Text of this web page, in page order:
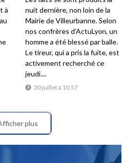
à
30 juillet à 10:57
nuit dernière, non loin de la
Mairie de Villeurbanne. Selon
nos confrères d'ActuLyon, un
homme a été blessé par balle.
Le tireur, qui a pris la fuite, est
activement recherché ce
jeudi....
plus